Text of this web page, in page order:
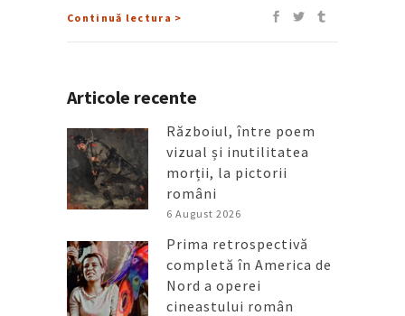
Continuă lectura >
Articole recente
Războiul, între poem
vizual și inutilitatea
morții, la pictorii
români
6 August 2026
Prima retrospectivă
completă în America de
Nord a operei
cineastului român